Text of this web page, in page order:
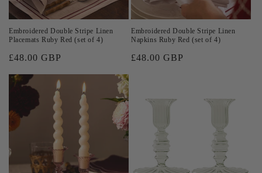
Embroidered Double Stripe Linen
Placemats Ruby Red (set of 4)
Prix
£48.00 GBP
Embroidered Double Stripe Linen
Napkins Ruby Red (set of 4)
Prix
£48.00 GBP